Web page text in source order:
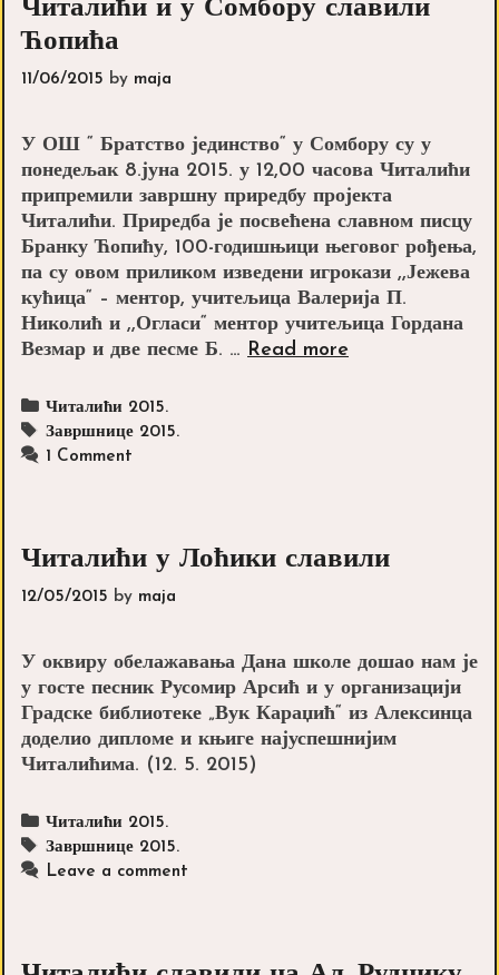
Читалићи и у Сомбору славили
Ћопића
11/06/2015 by maja
У ОШ “ Братство јединство“ у Сомбору су у
понедељак 8.јуна 2015. у 12,00 часова Читалићи
припремили завршну приредбу пројекта
Читалићи. Приредба је посвећена славном писцу
Бранку Ћопићу, 100-годишњици његовог рођења,
па су овом приликом изведени игрокази ,,Јежева
кућица“ – ментор, учитељица Валерија П.
Николић и ,,Огласи“ ментор учитељица Гордана
Везмар и две песме Б. … Read moreЧиталићи
Categories
Читалићи 2015.
Tags
Завршнице 2015.
1 Comment
Читалићи у Лоћики славили
12/05/2015 by maja
У оквиру обелажавања Дана школе дошао нам је
у госте песник Русомир Арсић и у организацији
Градске библиотеке „Вук Караџић“ из Алексинца
доделио дипломе и књиге најуспешнијим
Читалићима. (12. 5. 2015)
Categories
Читалићи 2015.
Tags
Завршнице 2015.
Leave a comment